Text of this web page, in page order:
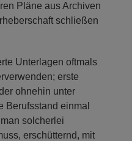
Pläne aus Archiven
schließen
Unterlagen oftmals
erste
ohnehin unter
Berufsstand einmal
solcherlei
erschütternd, mit